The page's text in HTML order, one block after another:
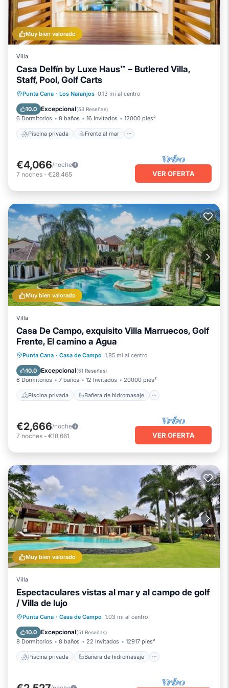
Muy bien valorado
Villa
Casa Delfín by Luxe Haus™ – Butlered Villa,
Staff, Pool, Golf Carts
Punta Cana · Los Naranjos 0.13 mi al centro
10.0 Excepcional(53 Reseñas)
6 Dormitorios 8 baños 16 Invitados 12000 pies²
Piscina privada Frente al mar
Piscina privada
Frente al mar
Bañera de hidromasaje
€4,066/noche
7 noches - €28,465 VER OFERTA
Muy bien valorado
Villa
Casa De Campo, exquisito Villa Marruecos, Golf
Frente, El camino a Agua
Punta Cana · Casa de Campo 1.85 mi al centro
10.0 Excepcional(51 Reseñas)
6 Dormitorios 7 baños 12 Invitados 20000 pies²
Piscina privada Bañera de hidromasaje
Piscina privada
Bañera de hidromasaje
Desayuno
Aparcamiento
€2,666/noche
7 noches - €18,661 VER OFERTA
Muy bien valorado
Villa
Espectaculares vistas al mar y al campo de golf
/ Villa de lujo
Punta Cana · Casa de Campo 1.03 mi al centro
10.0 Excepcional(51 Reseñas)
8 Dormitorios 8 baños 22 Invitados 12917 pies²
Piscina privada Bañera de hidromasaje
Piscina privada
Bañera de hidromasaje
Desayuno
Aparcamiento